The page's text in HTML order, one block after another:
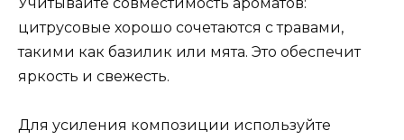
цитрусовые хорошо сочетаются с травами,
такими как базилик или мята. Это обеспечит
яркость и свежесть.
Для усиления композиции используйте